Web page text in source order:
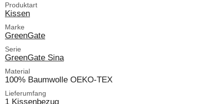
Produktart
Kissen
Marke
GreenGate
Serie
GreenGate Sina
Material
100% Baumwolle OEKO-TEX
Lieferumfang
1 Kissenbezug